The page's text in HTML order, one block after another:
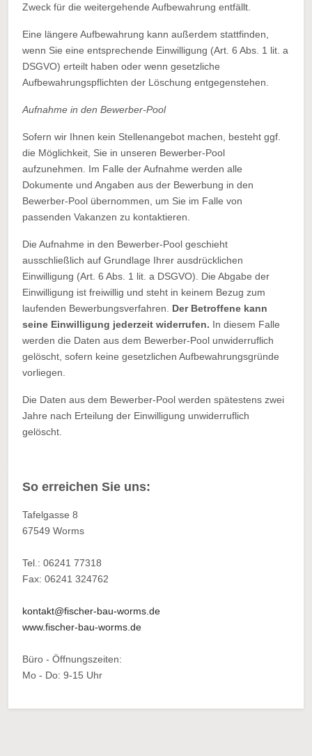
Zweck für die weitergehende Aufbewahrung entfällt.
Eine längere Aufbewahrung kann außerdem stattfinden,
wenn Sie eine entsprechende Einwilligung (Art. 6 Abs. 1 lit. a
DSGVO) erteilt haben oder wenn gesetzliche
Aufbewahrungspflichten der Löschung entgegenstehen.
Aufnahme in den Bewerber-Pool
Sofern wir Ihnen kein Stellenangebot machen, besteht ggf.
die Möglichkeit, Sie in unseren Bewerber-Pool
aufzunehmen. Im Falle der Aufnahme werden alle
Dokumente und Angaben aus der Bewerbung in den
Bewerber-Pool übernommen, um Sie im Falle von
passenden Vakanzen zu kontaktieren.
Die Aufnahme in den Bewerber-Pool geschieht
ausschließlich auf Grundlage Ihrer ausdrücklichen
Einwilligung (Art. 6 Abs. 1 lit. a DSGVO). Die Abgabe der
Einwilligung ist freiwillig und steht in keinem Bezug zum
laufenden Bewerbungsverfahren. Der Betroffene kann
seine Einwilligung jederzeit widerrufen. In diesem Falle
werden die Daten aus dem Bewerber-Pool unwiderruflich
gelöscht, sofern keine gesetzlichen Aufbewahrungsgründe
vorliegen.
Die Daten aus dem Bewerber-Pool werden spätestens zwei
Jahre nach Erteilung der Einwilligung unwiderruflich
gelöscht.
So erreichen Sie uns:
Tafelgasse 8
67549 Worms
Tel.: 06241 77318
Fax: 06241 324762
kontakt@fischer-bau-worms.de
www.fischer-bau-worms.de
Büro - Öffnungszeiten:
Mo - Do: 9-15 Uhr